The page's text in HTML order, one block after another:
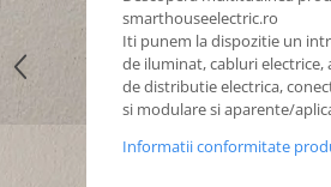
smarthouseelectric.ro
Iti punem la dispozitie un
de iluminat, cabluri
de distributie electrica,
si modulare si aparente/
Informatii conformitate